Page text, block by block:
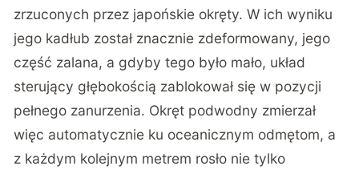
zrzuconych przez japońskie okręty. W ich wyniku
jego kadłub został znacznie zdeformowany, jego
część zalana, a gdyby tego było mało, układ
sterujący głębokością zablokował się w pozycji
pełnego zanurzenia. Okręt podwodny zmierzał
więc automatycznie ku oceanicznym odmętom, a
z każdym kolejnym metrem rosło nie tylko